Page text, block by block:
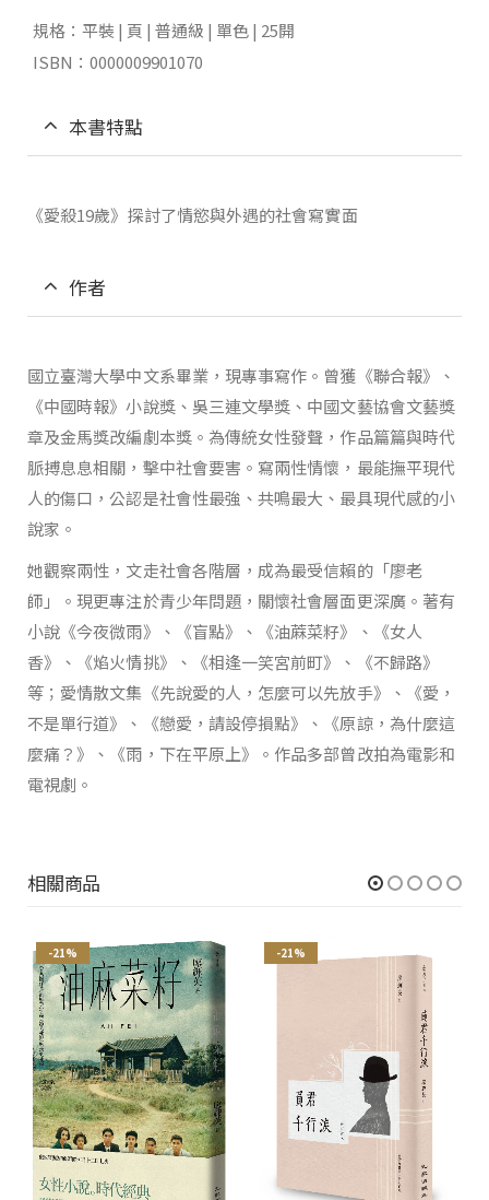
規格：平裝 | 頁 | 普通級 | 單色 | 25開
ISBN：0000009901070
本書特點
《愛殺19歲》探討了情慾與外遇的社會寫實面
作者
國立臺灣大學中文系畢業，現專事寫作。曾獲《聯合報》、
《中國時報》小說獎、吳三連文學獎、中國文藝協會文藝獎
章及金馬獎改編劇本獎。為傳統女性發聲，作品篇篇與時代
脈搏息息相關，擊中社會要害。寫兩性情懷，最能撫平現代
人的傷口，公認是社會性最強、共鳴最大、最具現代感的小
說家。
她觀察兩性，文走社會各階層，成為最受信賴的「廖老
師」。現更專注於青少年問題，關懷社會層面更深廣。著有
小說《今夜微雨》、《盲點》、《油蔴菜籽》、《女人
香》、《焰火情挑》、《相逢一笑宮前町》、《不歸路》
等；愛情散文集《先說愛的人，怎麼可以先放手》、《愛，
不是單行道》、《戀愛，請設停損點》、《原諒，為什麼這
麼痛？》、《雨，下在平原上》。作品多部曾改拍為電影和
電視劇。
相關商品
-21% -21%